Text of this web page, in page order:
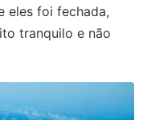
eles foi fechada,
tranquilo e não